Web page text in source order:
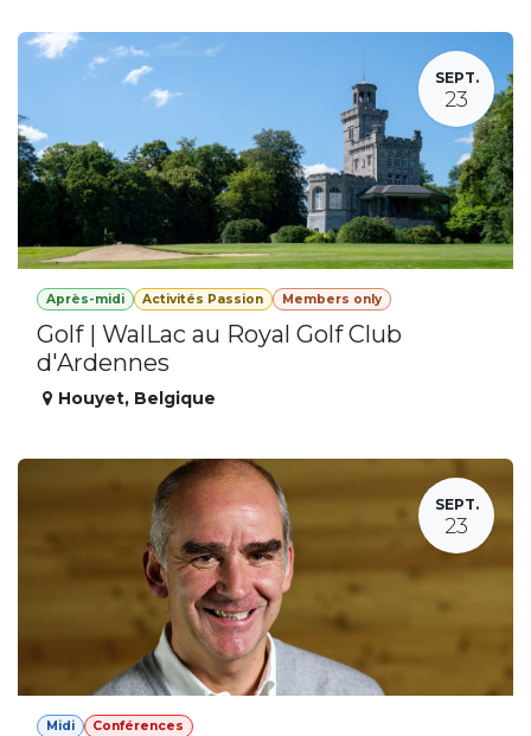
SEPT.
23
Après-midi Activités Passion Members only
Golf | WalLac au Royal Golf Club
d'Ardennes
Houyet, Belgique
SEPT.
23
Midi Conférences